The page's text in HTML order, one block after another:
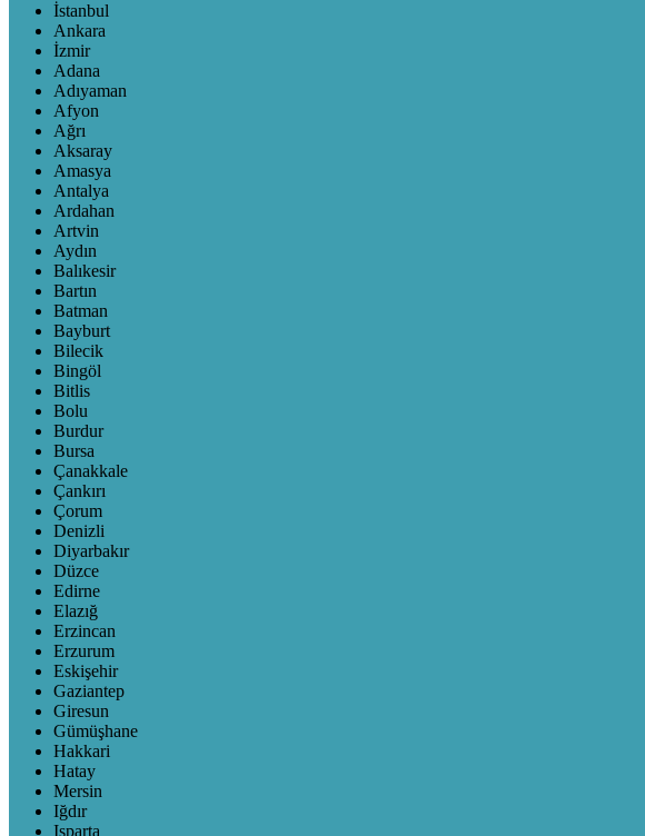
İstanbul
Ankara
İzmir
Adana
Adıyaman
Afyon
Ağrı
Aksaray
Amasya
Antalya
Ardahan
Artvin
Aydın
Balıkesir
Bartın
Batman
Bayburt
Bilecik
Bingöl
Bitlis
Bolu
Burdur
Bursa
Çanakkale
Çankırı
Çorum
Denizli
Diyarbakır
Düzce
Edirne
Elazığ
Erzincan
Erzurum
Eskişehir
Gaziantep
Giresun
Gümüşhane
Hakkari
Hatay
Mersin
Iğdır
Isparta